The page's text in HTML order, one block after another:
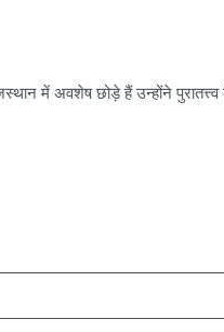
में अवशेष छोड़े हैं उन्होंने